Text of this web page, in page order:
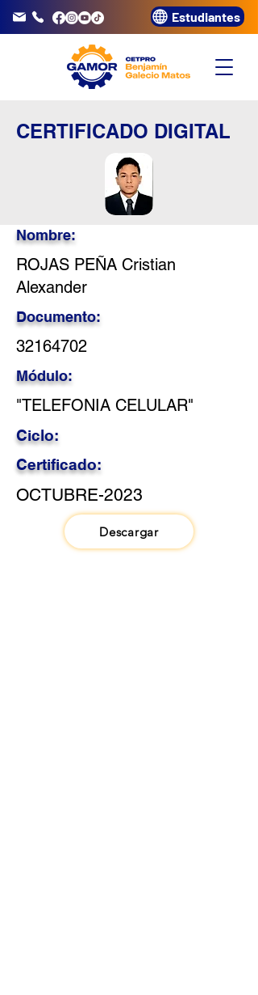
3320072 Estudiantes
CERTIFICADO DIGITAL
Nombre:
ROJAS PEÑA Cristian
Alexander
Documento:
32164702
Módulo:
"TELEFONIA CELULAR"
Ciclo:
Certificado:
OCTUBRE-2023
Descargar